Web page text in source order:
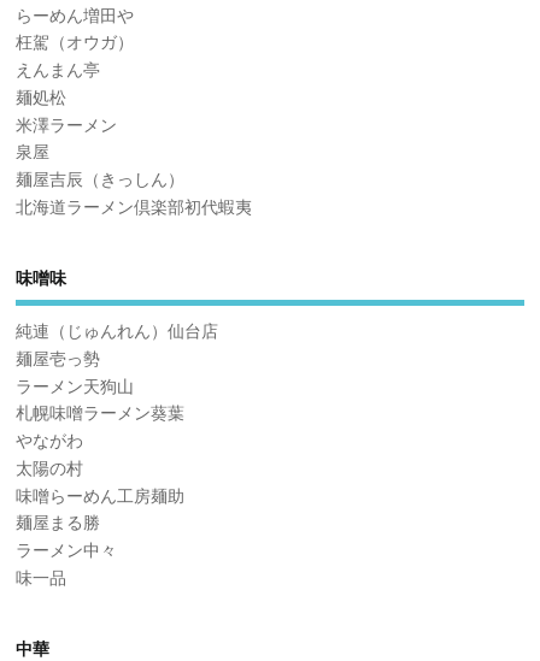
らーめん増田や
枉駕（オウガ）
えんまん亭
麺処松
米澤ラーメン
泉屋
麺屋吉辰（きっしん）
北海道ラーメン倶楽部初代蝦夷
味噌味
純連（じゅんれん）仙台店
麺屋壱っ勢
ラーメン天狗山
札幌味噌ラーメン葵葉
やながわ
太陽の村
味噌らーめん工房麺助
麺屋まる勝
ラーメン中々
味一品
中華